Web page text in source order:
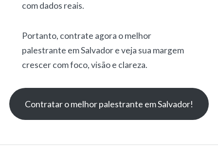
com dados reais.
Portanto, contrate agora o melhor
palestrante em Salvador e veja sua margem
crescer com foco, visão e clareza.
Contratar o melhor palestrante em Salvador!